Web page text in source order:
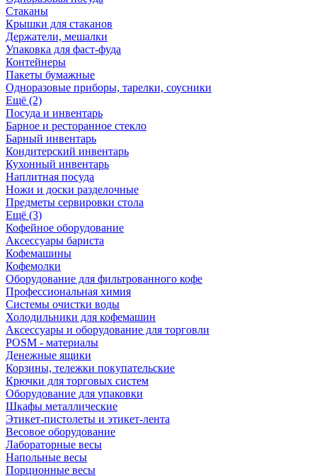
Стаканы
Крышки для стаканов
Держатели, мешалки
Упаковка для фаст-фуда
Контейнеры
Пакеты бумажные
Одноразовые приборы, тарелки, соусники
Ещё (2)
Посуда и инвентарь
Барное и ресторанное стекло
Барный инвентарь
Кондитерский инвентарь
Кухонный инвентарь
Наплитная посуда
Ножи и доски разделочные
Предметы сервировки стола
Ещё (3)
Кофейное оборудование
Аксессуары бариста
Кофемашины
Кофемолки
Оборудование для фильтрованного кофе
Профессиональная химия
Системы очистки воды
Холодильники для кофемашин
Аксессуары и оборудование для торговли
POSM - материалы
Денежные ящики
Корзины, тележки покупательские
Крючки для торговых систем
Оборудование для упаковки
Шкафы металлические
Этикет-пистолеты и этикет-лента
Весовое оборудование
Лабораторные весы
Напольные весы
Порционные весы